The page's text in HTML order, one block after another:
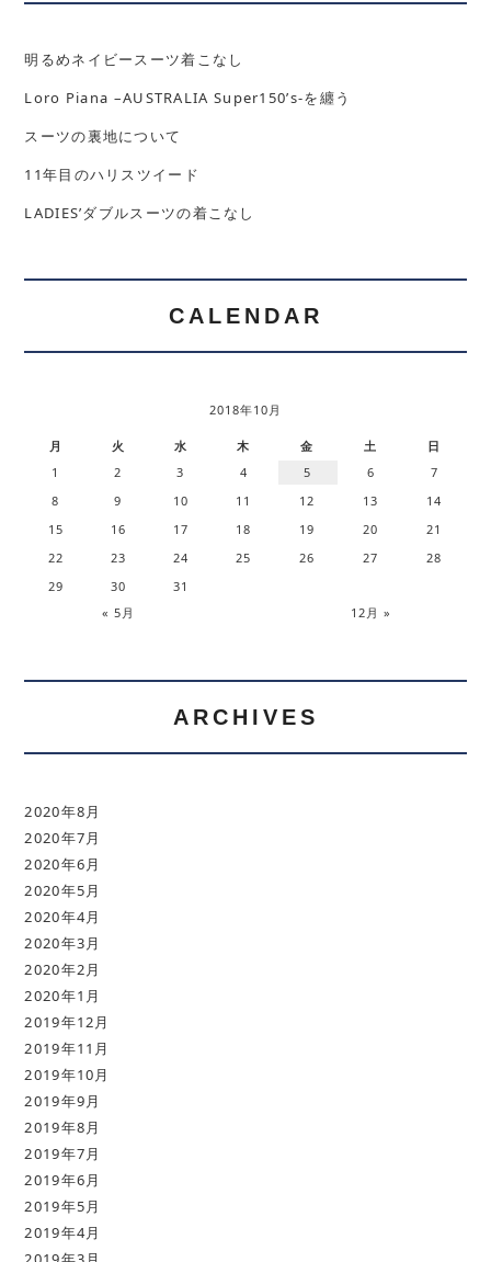
明るめネイビースーツ着こなし
Loro Piana –AUSTRALIA Super150’s-を纏う
スーツの裏地について
11年目のハリスツイード
LADIES’ダブルスーツの着こなし
CALENDAR
2018年10月
月 火 水 木 金 土 日
« 5月 12月 »
1 2 3 4 5 6
7
8
9 10 11 12 13
14
15
16 17 18 19 20
21
22
23 24 25 26 27
28
29
30 31
ARCHIVES
2020年8月
2020年7月
2020年6月
2020年5月
2020年4月
2020年3月
2020年2月
2020年1月
2019年12月
2019年11月
2019年10月
2019年9月
2019年8月
2019年7月
2019年6月
2019年5月
2019年4月